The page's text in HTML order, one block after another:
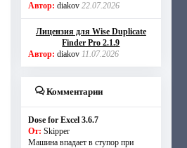
Автор: diakov 22.07.2026
Лицензия для Wise Duplicate
Finder Pro 2.1.9
Автор: diakov 11.07.2026
Комментарии
Dose for Excel 3.6.7
От: Skipper
Машина впадает в ступор при